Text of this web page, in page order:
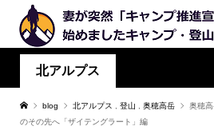
北アルプス
blog 北アルプス 登山 奥穂高岳
奥穂
のその先へ「ザイテングラート」編